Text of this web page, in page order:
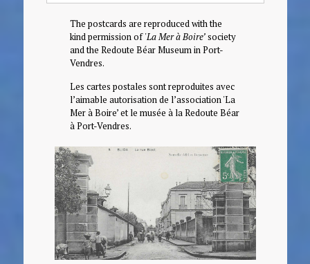
The postcards are reproduced with the
kind permission of'La Mer à Boire’society
and the Redoute Béar Museum in Port-
Vendres.
Les cartes postales sont reproduites avec
l’aimable autorisation de l’association 'La
Mer à Boire’ et le musée à la Redoute Béar
à Port-Vendres.